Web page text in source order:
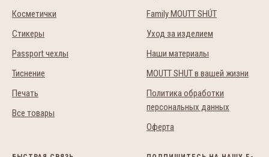
Косметички
Стикеры
Passport чехлы
Тиснение
Печать
Все товары
Family MOUTT SHÚT
Уход за изделием
Наши материалы
MOUTT SHUT в вашей жизни
Политика обработки
персональных данных
Оферта